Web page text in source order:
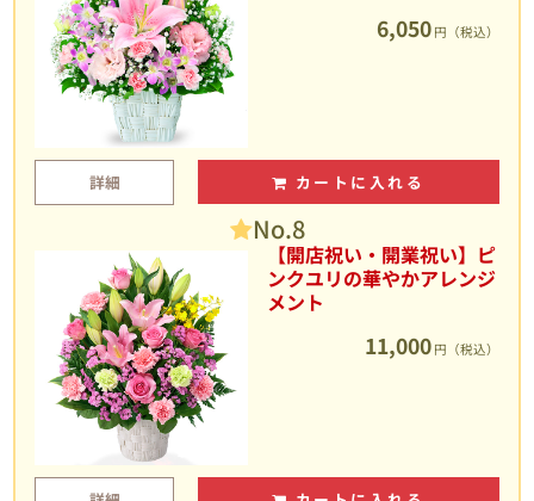
6,050 円（税込）
詳細 カートに入れる
No.8
【開店祝い・開業祝い】ピ
ンクユリの華やかアレンジ
メント
11,000 円（税込）